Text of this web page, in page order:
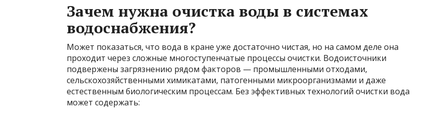
Зачем нужна очистка воды в системах
водоснабжения?
Может показаться, что вода в кране уже достаточно чистая, но на самом деле она
проходит через сложные многоступенчатые процессы очистки. Водоисточники
подвержены загрязнению рядом факторов — промышленными отходами,
сельскохозяйственными химикатами, патогенными микроорганизмами и даже
естественным биологическим процессам. Без эффективных технологий очистки вода
может содержать: